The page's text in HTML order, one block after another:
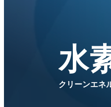
水
クリーンエネ